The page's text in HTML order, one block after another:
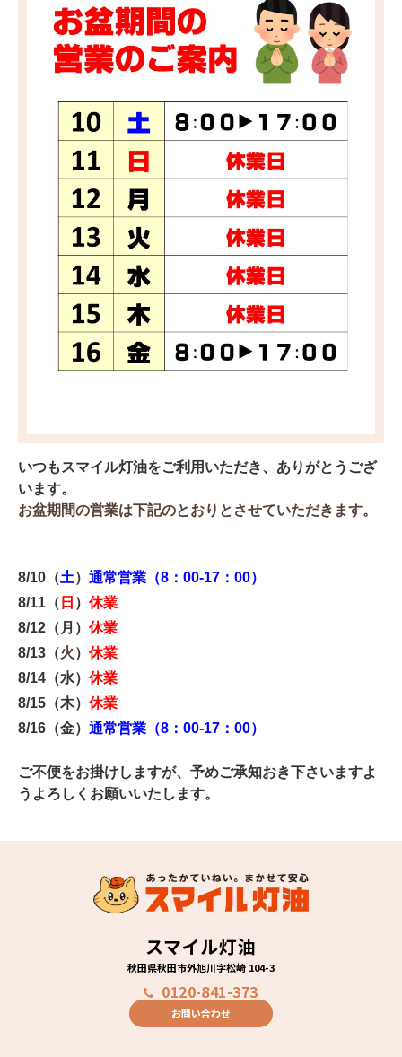
いつもスマイル灯油をご利用いただき、ありがとうござ
います。
お盆期間の営業は下記のとおりとさせていただきます。
8/10（土） 通常営業（8：00-17：00）
8/11（ 日 ） 休業
8/12（月 ） 休業
8/13（火） 休業
8/14（水） 休業
8/15（木） 休業
8/16（金） 通常営業（8：00-17：00）
ご不便をお掛けしますが、予めご承知おき下さいますよ
うよろしくお願いいたします。
スマイル灯油
秋田県秋田市外旭川字松崎 104-3
0120-841-373
お問い合わせ